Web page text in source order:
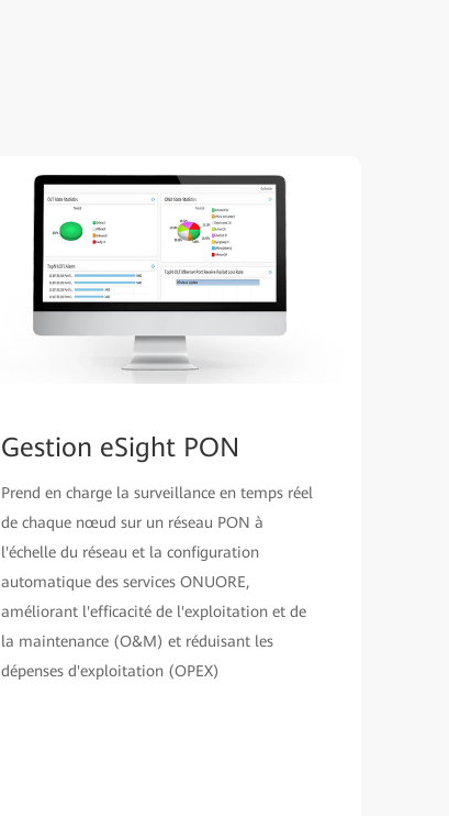
Gestion eSight PON
Prend en charge la surveillance en temps réel
de chaque nœud sur un réseau PON à
l'échelle du réseau et la configuration
automatique des services ONUORE,
améliorant l'efficacité de l'exploitation et de
la maintenance (O&M) et réduisant les
dépenses d'exploitation (OPEX)